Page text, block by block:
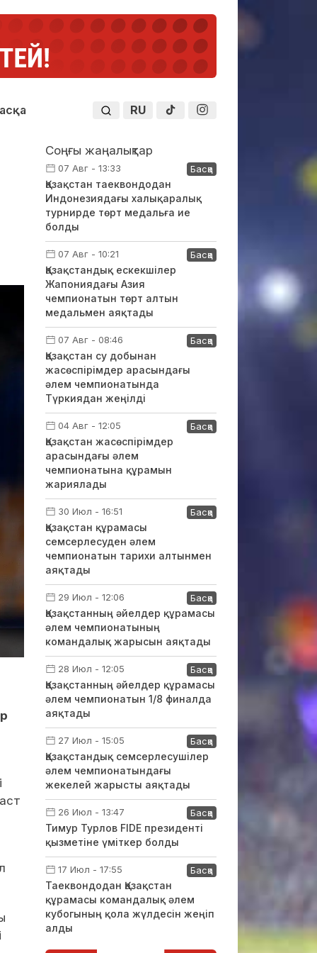
RU
Соңғы жаңалықтар
07 Авг - 13:33 Басқа
Қазақстан таеквондодан
Индонезиядағы халықаралық
турнирде төрт медальға ие
болды
07 Авг - 10:21 Басқа
Қазақстандық ескекшілер
Жапониядағы Азия
чемпионатын төрт алтын
медальмен аяқтады
07 Авг - 08:46 Басқа
Қазақстан су добынан
жасөспірімдер арасындағы
әлем чемпионатында
Түркиядан жеңілді
04 Авг - 12:05 Басқа
Қазақстан жасөспірімдер
арасындағы әлем
чемпионатына құрамын
жариялады
30 Июл - 16:51 Басқа
Қазақстан құрамасы
семсерлесуден әлем
чемпионатын тарихи алтынмен
аяқтады
29 Июл - 12:06 Басқа
Қазақстанның әйелдер құрамасы
әлем чемпионатының
командалық жарысын аяқтады
28 Июл - 12:05 Басқа
Қазақстанның әйелдер құрамасы
әлем чемпионатын 1/8 финалда
аяқтады
27 Июл - 15:05 Басқа
Қазақстандық семсерлесушілер
әлем чемпионатындағы
жекелей жарысты аяқтады
26 Июл - 13:47 Басқа
Тимур Турлов FIDE президенті
қызметіне үміткер болды
17 Июл - 17:55 Басқа
Таеквондодан Қазақстан
құрамасы командалық әлем
кубогының қола жүлдесін жеңіп
алды